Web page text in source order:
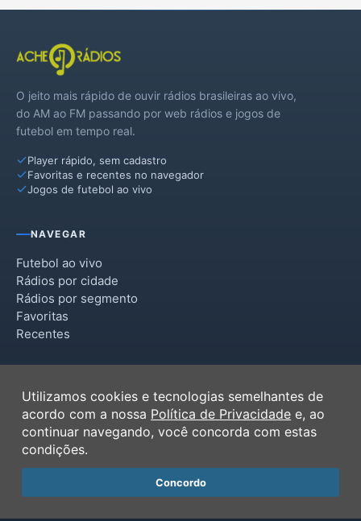
O jeito mais rápido de ouvir rádios brasileiras ao vivo,
do AM ao FM passando por web rádios e jogos de
futebol em tempo real.
Player rápido, sem cadastro
Favoritas e recentes no navegador
Jogos de futebol ao vivo
NAVEGAR
Futebol ao vivo
Rádios por cidade
Rádios por segmento
Favoritas
Recentes
Termos de Uso
Política de Privacidade
Ferramentas
Contato
Utilizamos cookies e tecnologias semelhantes de
acordo com a nossa Política de Privacidade e, ao
continuar navegando, você concorda com estas
condições.
Concordo